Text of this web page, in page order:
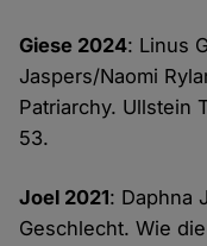
Giese 2024: Linus
Jaspers/Naomi
Patriarchy. Ullstein
53.
Joel 2021: Daphna
Geschlecht. Wie